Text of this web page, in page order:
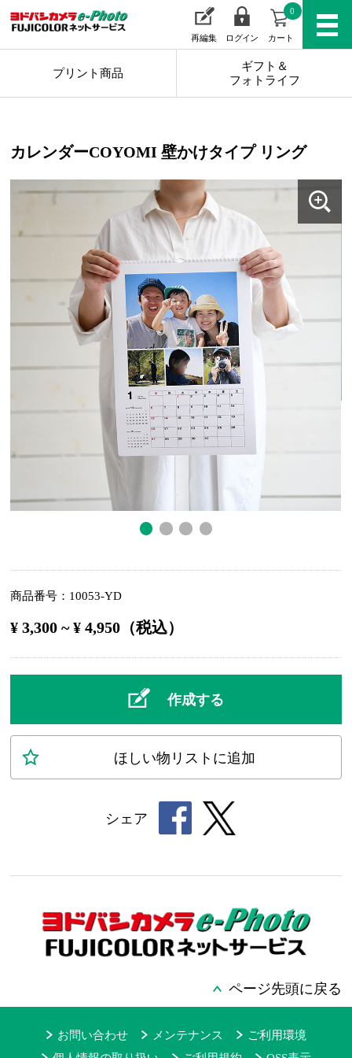
再編集 ログイン カート
0
プリント商品
ギフト＆
フォトライフ
カレンダーCOYOMI 壁かけタイプ リング
商品番号 10053-YD
¥ 3,300 ~ ¥ 4,950（税込）
作成する
ほしい物 リスト に追加
シェア
ページ先頭に戻る
お問い合わせ メンテナンス
ご利用環境